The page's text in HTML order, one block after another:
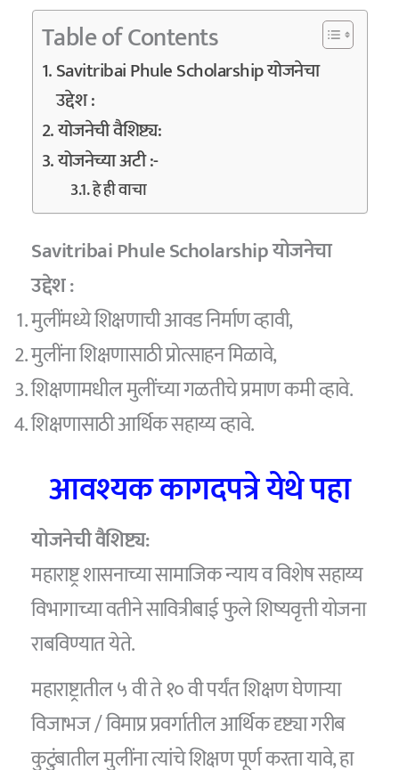
Table of Contents
Savitribai Phule Scholarship योजनेचा
उद्देश :
योजनेची वैशिष्ट्य:
योजनेच्या अटी :-
हे ही वाचा
Savitribai Phule Scholarship योजनेचा
उद्देश :
मुलींमध्ये शिक्षणाची आवड निर्माण व्हावी,
मुलींना शिक्षणासाठी प्रोत्साहन मिळावे,
शिक्षणामधील मुलींच्या गळतीचे प्रमाण कमी व्हावे.
शिक्षणासाठी आर्थिक सहाय्य व्हावे.
आवश्यक कागदपत्रे येथे पहा
योजनेची वैशिष्ट्य:
महाराष्ट्र शासनाच्या सामाजिक न्याय व विशेष सहाय्य
विभागाच्या वतीने सावित्रीबाई फुले शिष्यवृत्ती योजना
राबविण्यात येते.
महाराष्ट्रातील ५ वी ते १० वी पर्यंत शिक्षण घेणाऱ्या
विजाभज / विमाप्र प्रवर्गातील आर्थिक दृष्ट्या गरीब
कुटुंबातील मुलींना त्यांचे शिक्षण पूर्ण करता यावे, हा